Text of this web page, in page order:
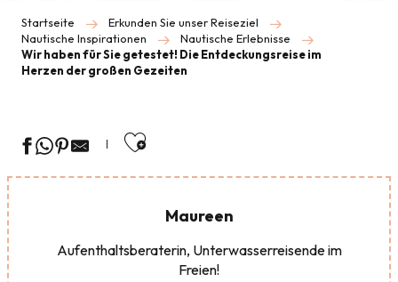
Startseite
Erkunden Sie unser Reiseziel
Nautische Inspirationen
Nautische Erlebnisse
Wir haben für Sie getestet! Die Entdeckungsreise im
Herzen der großen Gezeiten
Ajouter aux favoris
Maureen
Aufenthaltsberaterin, Unterwasserreisende im
Freien!